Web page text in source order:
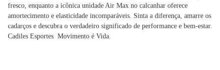
fresco, enquanto a icônica unidade Air Max no calcanhar oferece
amortecimento e elasticidade incomparáveis. Sinta a diferença, amarre os
cadarços e descubra o verdadeiro significado de performance e bem-estar.
Cadiles Esportes  Movimento é Vida.